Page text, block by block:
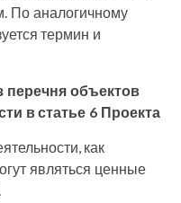
По аналогичному
термин и
объектов
в статье 6 Проекта
как
являться ценные